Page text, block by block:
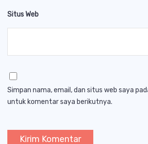
Situs Web
Simpan nama, email, dan situs web saya
untuk komentar saya berikutnya.